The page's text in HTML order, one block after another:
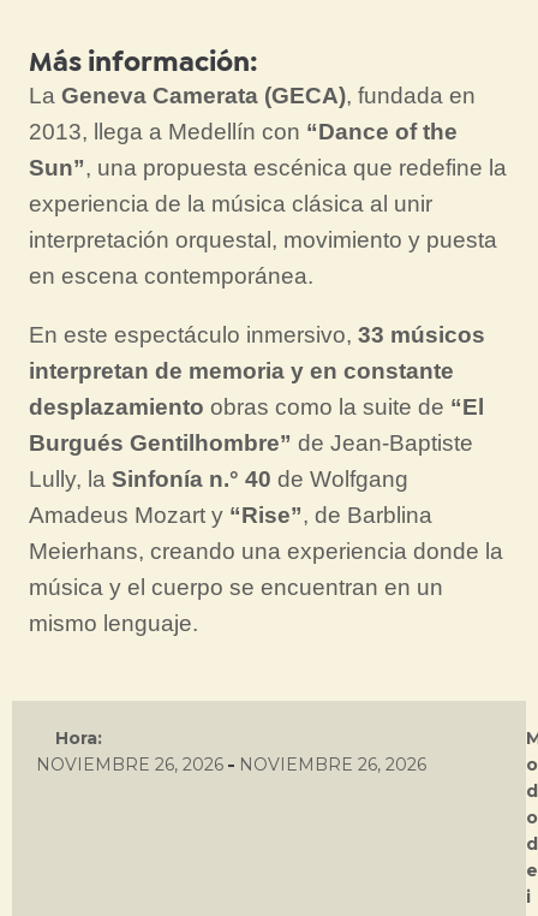
Más información:
La Geneva Camerata (GECA), fundada en
2013, llega a Medellín con “Dance of the
Sun”, una propuesta escénica que redefine la
experiencia de la música clásica al unir
interpretación orquestal, movimiento y puesta
en escena contemporánea.
En este espectáculo inmersivo, 33 músicos
interpretan de memoria y en constante
desplazamiento obras como la suite de “El
Burgués Gentilhombre” de Jean-Baptiste
Lully, la Sinfonía n.° 40 de Wolfgang
Amadeus Mozart y “Rise”, de Barblina
Meierhans, creando una experiencia donde la
música y el cuerpo se encuentran en un
mismo lenguaje.
Hora:
NOVIEMBRE 26, 2026 - NOVIEMBRE 26, 2026
o
d
o
d
e
i